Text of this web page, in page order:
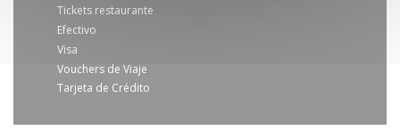
Tickets restaurante
Efectivo
Visa
Vouchers de Viaje
Tarjeta de Crédito